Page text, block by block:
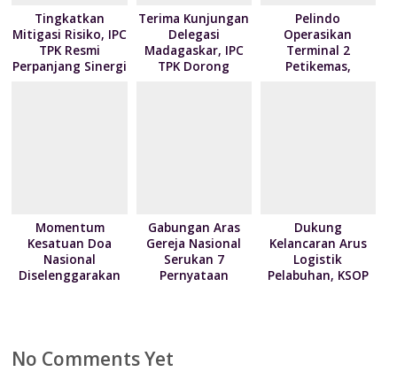
d
l
Tingkatkan
Mitigasi Risiko, IPC
TPK Resmi
Perpanjang Sinergi
Terima Kunjungan
Delegasi
Madagaskar, IPC
TPK Dorong
Pelindo
Operasikan
Terminal 2
Petikemas,
Momentum
Kesatuan Doa
Nasional
Diselenggarakan
Gabungan Aras
Gereja Nasional
Serukan 7
Pernyataan
Dukung
Kelancaran Arus
Logistik
Pelabuhan, KSOP
No Comments Yet